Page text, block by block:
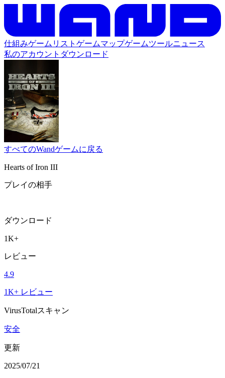
仕組みゲームリスト ゲームマップゲームツールニュース
私のアカウント ダウンロード
すべてのWandゲームに戻る
Hearts of Iron III
プレイの相手
ダウンロード
1K+
レビュー
4.9
1K+ レビュー
VirusTotalスキャン
安全
更新
2025/07/21